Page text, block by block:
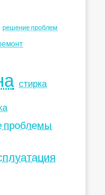
решение проблем
стирка
проблемы